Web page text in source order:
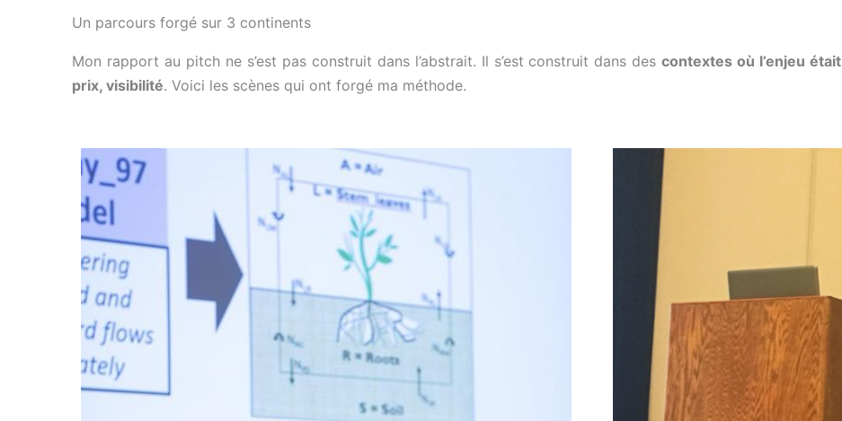
Un parcours forgé sur 3 continents
Mon rapport au pitch ne s’est pas construit dans l’abstrait. Il s’est construit dans descontextes où l’enjeu
prix, visibilité. Voici les scènes qui ont forgé ma méthode.